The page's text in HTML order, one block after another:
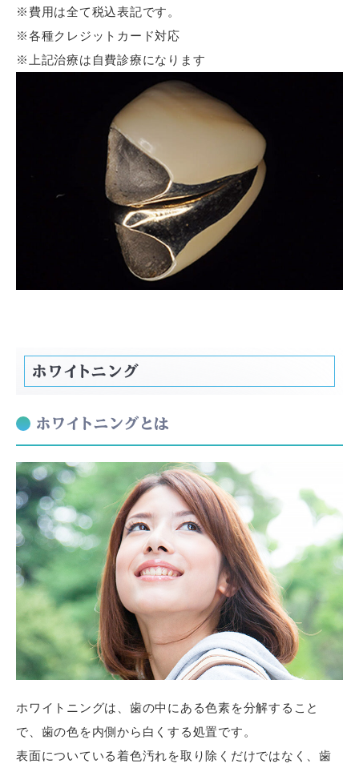
※費用は全て税込表記です。
※各種クレジットカード対応
※上記治療は自費診療になります
ホワイトニング
ホワイトニングとは
ホワイトニングは、歯の中にある色素を分解すること
で、歯の色を内側から白くする処置です。
表面についている着色汚れを取り除くだけではなく、歯